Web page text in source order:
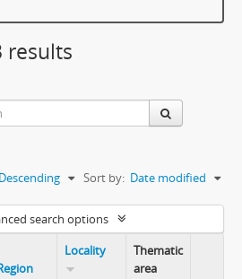
results
Sort by: Date modified
Descending
search options
Locality
Thematic
area